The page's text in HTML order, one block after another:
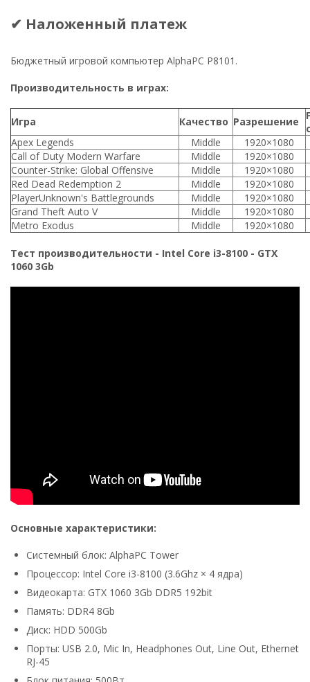
✔ Наложенный платеж
Бюджетный игровой компьютер AlphaPC P8101.
Производительность в играх:
Игра Качество Разрешение
Apex Legends
Middle
1920×1080
Call of Duty Modern Warfare
Middle
1920×1080
Counter-Strike: Global Offensive
Middle
1920×1080
Red Dead Redemption 2
Middle
1920×1080
PlayerUnknown's Battlegrounds
Middle
1920×1080
Grand Theft Auto V
Middle
1920×1080
Metro Exodus
Middle 1920×1080
Тест производительности - Intel Core i3-8100 - GTX
1060 3Gb
Основные характеристики:
Системный блок: AlphaPC Tower
Процессор: Intel Core i3-8100 (3.6Ghz × 4 ядра)
Видеокарта: GTX 1060 3Gb DDR5 192bit
Память: DDR4 8Gb
Диск: HDD 500Gb
Порты: USB 2.0, Mic In, Headphones Out, Line Out, Ethernet
RJ-45